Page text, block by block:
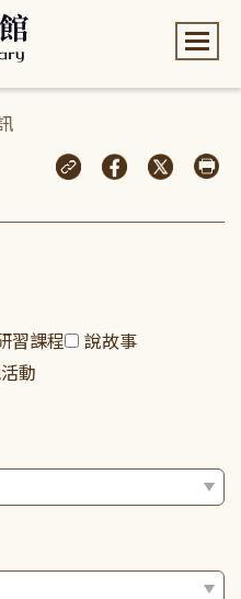
習課程
說故事
動